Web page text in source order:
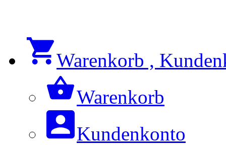
Warenkorb ,
Warenkorb
Kundenkonto